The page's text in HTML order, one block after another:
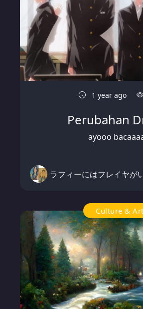
1 year ago
Perubahan
ayooo
ラフィーにはフレイヤが
Culture & Art